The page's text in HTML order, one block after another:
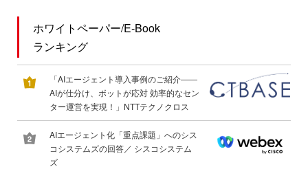
ホワイトペーパー/E-Book
ランキング
「AIエージェント導入事例のご紹介――
AIが仕分け、ボットが応対 効率的なセン
ター運営を実現！」NTTテクノクロス
AIエージェント化「重点課題」へのシス
コシステムズの回答／ シスコシステム
ズ